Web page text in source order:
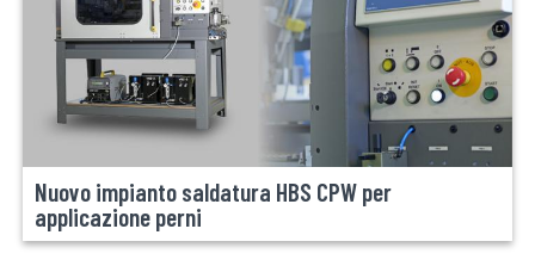
Nuovo impianto saldatura HBS CPW per
applicazione perni